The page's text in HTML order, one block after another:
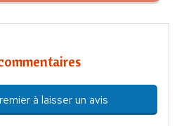
à laisser un avis